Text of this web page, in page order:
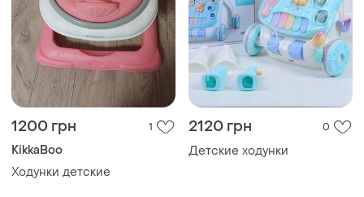
1200 грн 1
KikkaBoo
Ходунки детские
2120 грн 0
Детские ходунки